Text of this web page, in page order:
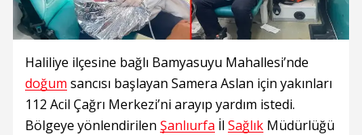
Haliliye ilçesine bağlı Bamyasuyu Mahallesi’nde
doğum sancısı başlayan Samera Aslan için yakınları
112 Acil Çağrı Merkezi’ni arayıp yardım istedi.
Bölgeye yönlendirilen Şanlıurfa İl Sağlık Müdürlüğü